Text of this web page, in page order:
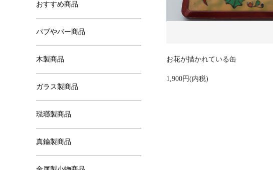
お花が描かれている缶
1,900円(内税)
おすすめ商品
パブやバー商品
木製商品
ガラス製商品
琺瑯製商品
真鍮製商品